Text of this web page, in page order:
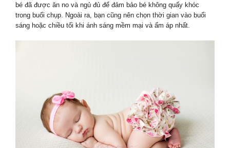
bé đã được ăn no và ngủ đủ để đảm bảo bé không quấy khóc
trong buổi chụp. Ngoài ra, bạn cũng nên chọn thời gian vào buổi
sáng hoặc chiều tối khi ánh sáng mềm mại và ấm áp nhất.